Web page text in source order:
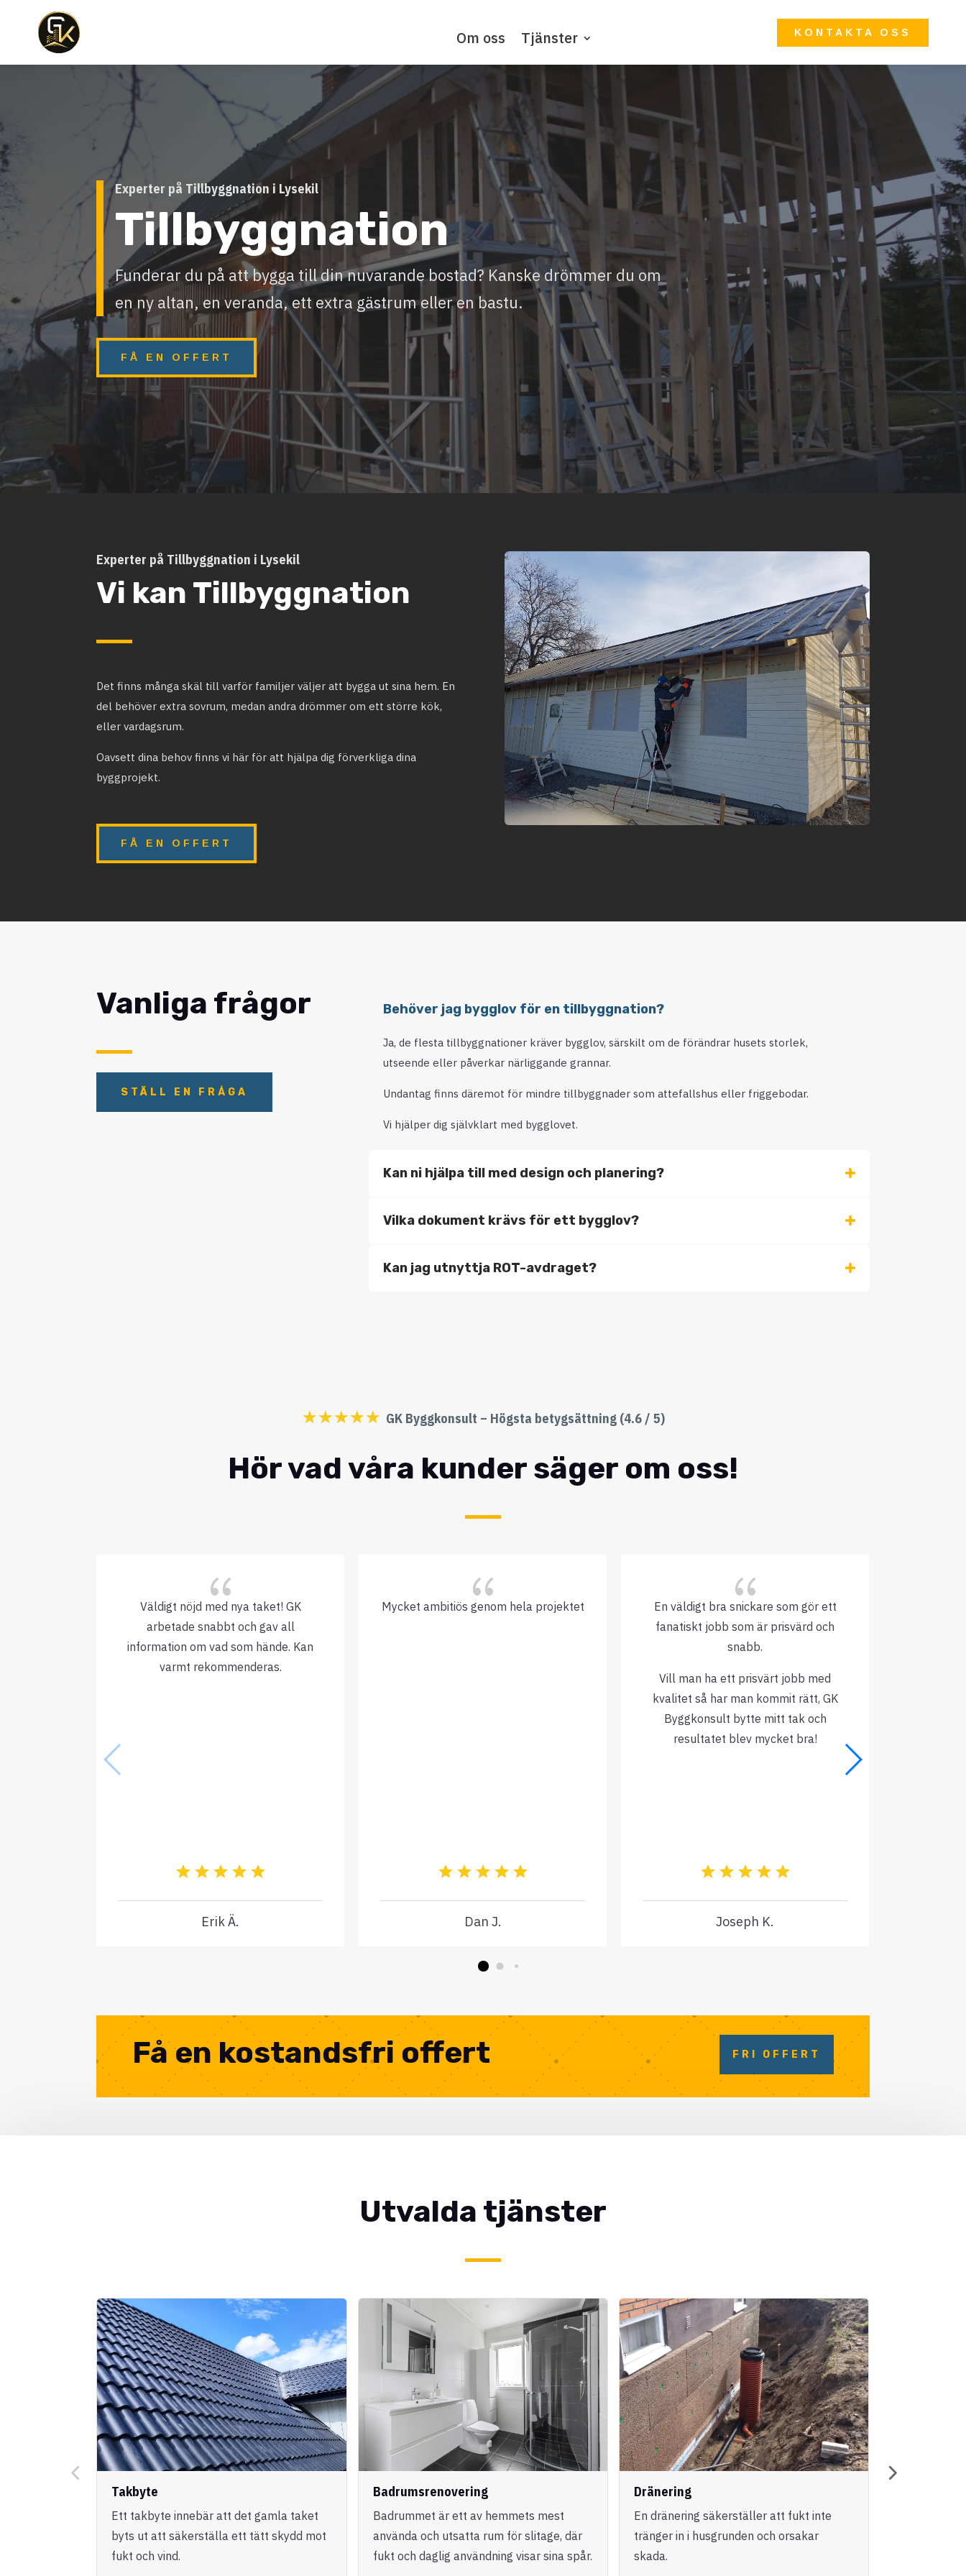
Om oss Tjänster KONTAKTA OSS
Experter på Tillbyggnation i Lysekil
Tillbyggnation
Funderar du på att bygga till din nuvarande bostad? Kanske drömmer du om
en ny altan, en veranda, ett extra gästrum eller en bastu.
FÅ EN OFFERT
Experter på Tillbyggnation i Lysekil
Vi kan Tillbyggnation
Det finns många skäl till varför familjer väljer att bygga ut sina hem. En
del behöver extra sovrum, medan andra drömmer om ett större kök,
eller vardagsrum.
Oavsett dina behov finns vi här för att hjälpa dig förverkliga dina
byggprojekt.
FÅ EN OFFERT
Vanliga frågor
STÄLL EN FRÅGA
Behöver jag bygglov för en tillbyggnation?
Ja, de flesta tillbyggnationer kräver bygglov, särskilt om de förändrar husets storlek,
utseende eller påverkar närliggande grannar.
Undantag finns däremot för mindre tillbyggnader som attefallshus eller friggebodar.
Vi hjälper dig självklart med bygglovet.
Kan ni hjälpa till med design och planering?
Vilka dokument krävs för ett bygglov?
Kan jag utnyttja ROT-avdraget?
☆☆☆☆☆ GK Byggkonsult – Högsta betygsättning (4.6 / 5)
Hör vad våra kunder säger om oss!
{
Väldigt nöjd med nya taket! GK
arbetade snabbt och gav all
information om vad som hände. Kan
varmt rekommenderas.
Erik Ä.
{
Mycket ambitiös genom hela projektet
Dan J.
{
En väldigt bra snickare som gör ett
fanatiskt jobb som är prisvärd och
snabb.
Vill man ha ett prisvärt jobb med
kvalitet så har man kommit rätt, GK
Byggkonsult bytte mitt tak och
resultatet blev mycket bra!
Joseph K.
Få en kostandsfri offert FRI OFFERT
Utvalda tjänster
Takbyte
Ett takbyte innebär att det gamla taket
byts ut att säkerställa ett tätt skydd mot
fukt och vind.
Badrumsrenovering
Badrummet är ett av hemmets mest
använda och utsatta rum för slitage, där
fukt och daglig användning visar sina spår.
Dränering
En dränering säkerställer att fukt inte
tränger in i husgrunden och orsakar
skada.